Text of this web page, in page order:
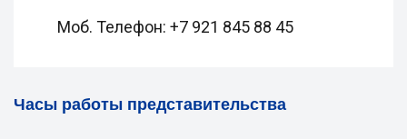
Моб. Телефон: +7 921 845 88 45
Часы работы представительства